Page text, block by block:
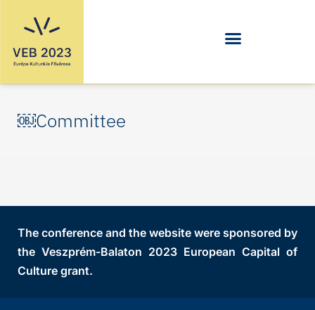
￼Committee
The conference and the website were sponsored by
the Veszprém-Balaton 2023 European Capital of
Culture grant.